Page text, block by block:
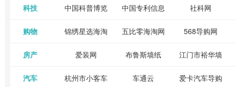
各类设计辅助
神器
免费下载,全集
全本完结txt小
说-书本网
_80txt_八零
小说网
考志愿填报系
统
中公教育网
科技 中国科普博览 中国专利信息
网
社科网
购物 锦绣星选海淘 五比零海淘网 568导购网
房产 爱装网 布鲁斯墙纸 江门市裕华墙
纸
汽车 杭州市小客车 车通云 爱卡汽车导购